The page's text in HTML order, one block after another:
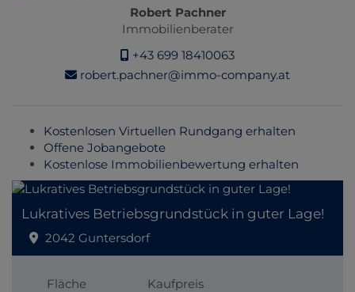
Robert Pachner
Immobilienberater
+43 699 18410063
robert.pachner@immo-company.at
Kostenlosen Virtuellen Rundgang erhalten
Offene Jobangebote
Kostenlose Immobilienbewertung erhalten
Lukratives Betriebsgrundstück in guter Lage!
2042 Guntersdorf
Fläche
Kaufpreis